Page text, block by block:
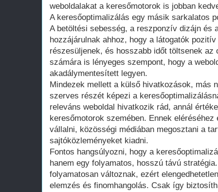
weboldalakat a keresőmotorok is jobban
A keresőoptimalizálás egy másik sarkalatos
A betöltési sebesség, a reszponzív dizájn és
hozzájárulnak ahhoz, hogy a látogatók
részesüljenek, és hosszabb időt töltsenek az
számára is lényeges szempont, hogy a
akadálymentesített legyen.
Mindezek mellett a külső hivatkozások, más
szerves részét képezi a
releváns weboldal hivatkozik rád, annál
keresőmotorok szemében. Ennek
vállalni, közösségi médiában megosztani a
sajtóközleményeket kiadni.
Fontos hangsúlyozni, hogy a
hanem egy folyamatos, hosszú távú
folyamatosan változnak, ezért
elemzés és finomhangolás. Csak így